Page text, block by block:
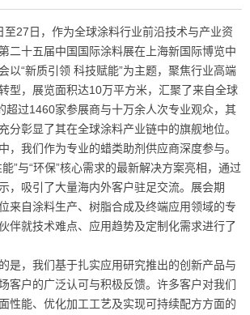
至27日，作为全球涂料行业前沿技术与产业资
二十五届中国国际涂料展在上海新国际博览中
以“新质引领 科技赋能”为主题，聚焦行业高端
型，展览面积达10万平方米，汇聚了来自全球
超过1460家参展商与十万余人次专业观众，其
分彰显了其在全球涂料产业链中的旗舰地位。
，我们作为专业的蜡类助剂供应商深度参与。
”与“环保”核心需求的最新解决方案亮相，通过
，吸引了大量海内外客户驻足交流。展会期
来自涂料生产、树脂合成及终端应用领域的专
伴就技术难点、应用趋势及定制化需求进行了
是，我们基于扎实应用研究推出的创新产品与
客户的广泛认可与积极反馈。许多客户对我们
性能、优化加工工艺及实现可持续配方方面的